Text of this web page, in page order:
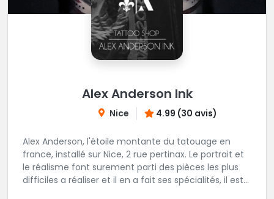
Alex Anderson Ink
Nice 4.99 (30 avis)
Alex Anderson, l'étoile montante du tatouage en
france, installé sur Nice, 2 rue pertinax. Le portrait et
le réalisme font surement parti des pièces les plus
difficiles a réaliser et il en a fait ses spécialités, il est